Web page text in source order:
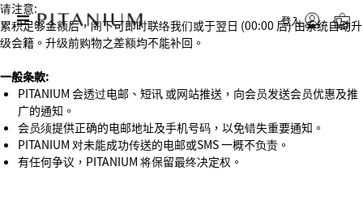
登入
请注意:
累积足够金额后，阁下可即时联络我们或于翌日 (00:00 后) 由系统自动升
级会籍。升级前购物之差额均不能补回。
一般条款:
PITANIUM 会透过电邮、短讯 或网站推送，向会员发送会员优惠及推
广的通知。
会员须提供正确的电邮地址及手机号码，以免错失重要通知。
PITANIUM 对未能成功传送的电邮或SMS 一概不负责。
有任何争议，PITANIUM 将保留最终决定权。